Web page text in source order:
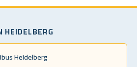
HEIDELBERG
Heidelberg